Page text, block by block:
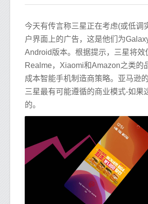
今天有传言称三星正在考虑(或低调
户界面上的广告，这是他们为
Android版本。根据提示，三星将效
Realme，Xiaomi和Amazon之类的
成本智能手机制造商策略。亚马逊
三星最有可能遵循的商业模式-如果
的。